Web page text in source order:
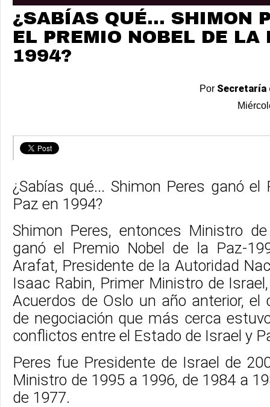
¿SABÍAS QUÉ... SHIMON
EL PREMIO NOBEL DE LA
1994?
Por Secretaría
¿Sabías qué... Shimon Peres ganó el
Paz en 1994?
Shimon Peres, entonces Ministro
ganó el Premio Nobel de la Paz-
Arafat, Presidente de la Autoridad
Isaac Rabin, Primer Ministro de
Acuerdos de Oslo un año anterior, el
de negociación que más cerca
conflictos entre el Estado de Israel y
Peres fue Presidente de Israel de
Ministro de 1995 a 1996, de 1984 a
de 1977.